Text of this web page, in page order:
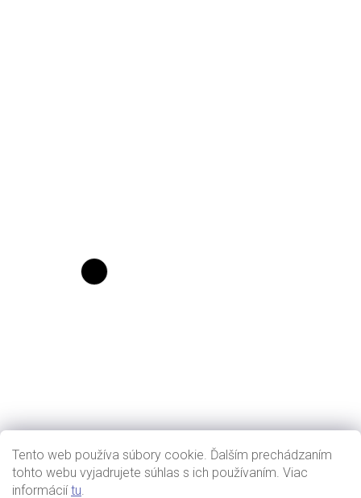
Tento web používa súbory cookie. Ďalším prechádzaním
tohto webu vyjadrujete súhlas s ich používaním. Viac
informáciítu.